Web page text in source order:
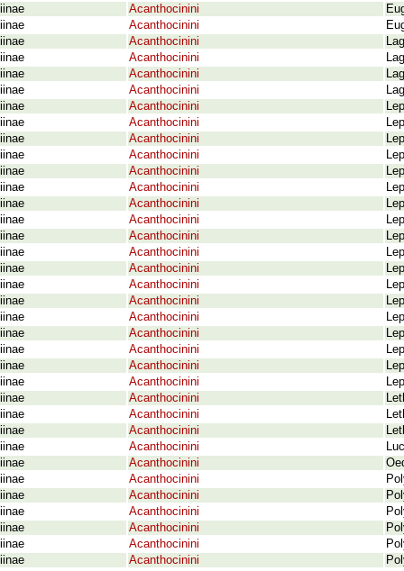
Acanthocinini
Acanthocinini
Acanthocinini
Acanthocinini
Acanthocinini
Acanthocinini
Acanthocinini
Acanthocinini
Acanthocinini
Acanthocinini
Acanthocinini
Acanthocinini
Acanthocinini
Acanthocinini
Acanthocinini
Acanthocinini
Acanthocinini
Acanthocinini
Acanthocinini
Acanthocinini
Acanthocinini
Acanthocinini
Acanthocinini
Acanthocinini
Acanthocinini
Acanthocinini
Acanthocinini
Acanthocinini
Acanthocinini
Acanthocinini
Acanthocinini
Acanthocinini
Acanthocinini
Acanthocinini
Acanthocinini